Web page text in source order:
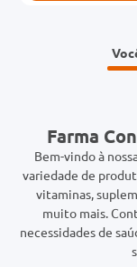
Farma
Bem-vindo à
variedade de
vitaminas,
muito mais.
necessidades de